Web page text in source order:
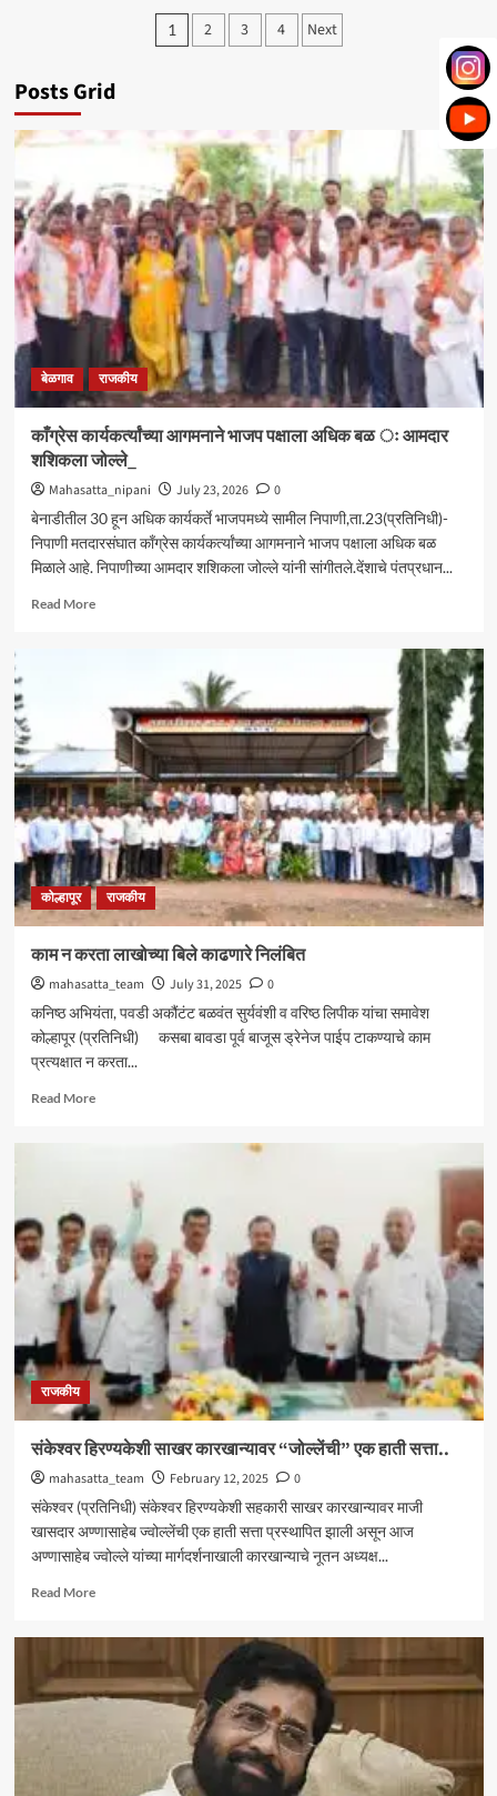
महानिरीक्षकांच्याहस्तेPosts
1 2 3 4 Next
Posts Grid
बेळगाव राजकीय
काँग्रेस कार्यकर्त्यांच्या आगमनाने भाजप पक्षाला अधिक बळ ः आमदार
शशिकला जोल्ले_
Mahasatta_nipani July 23, 2026
0
बेनाडीतील 30 हून अधिक कार्यकर्ते भाजपमध्ये सामील निपाणी,ता.23(प्रतिनिधी)-
निपाणी मतदारसंघात काँग्रेस कार्यकर्त्यांच्या आगमनाने भाजप पक्षाला अधिक बळ
मिळाले आहे. निपाणीच्या आमदार शशिकला जोल्ले यांनी सांगीतले.देंशाचे पंतप्रधान...
Read MoreRead
आगमनाने
भाजप
पक्षाला
अधिक
बळ
ः
आमदार
शशिकला
जोल्ले_
कोल्हापूर राजकीय
काम न करता लाखोच्या बिले काढणारे निलंबित
mahasatta_team July 31, 2025
0
कनिष्ठ अभियंता, पवडी अकौंटंट बळवंत सुर्यवंशी व वरिष्ठ लिपीक यांचा समावेश
कोल्हापूर (प्रतिनिधी) कसबा बावडा पूर्व बाजूस ड्रेनेज पाईप टाकण्याचे काम
प्रत्यक्षात न करता...
Read MoreRead
लाखोच्या
बिले
काढणारे
निलंबित
राजकीय
संकेश्वर हिरण्यकेशी साखर कारखान्यावर “जोल्लेंची” एक हाती सत्ता..
mahasatta_team February 12, 2025
0
संकेश्वर (प्रतिनिधी) संकेश्वर हिरण्यकेशी सहकारी साखर कारखान्यावर माजी
खासदार अण्णासाहेब ज्वोल्लेंची एक हाती सत्ता प्रस्थापित झाली असून आज
अण्णासाहेब ज्वोल्ले यांच्या मार्गदर्शनाखाली कारखान्याचे नूतन अध्यक्ष...
Read MoreRead
साखर